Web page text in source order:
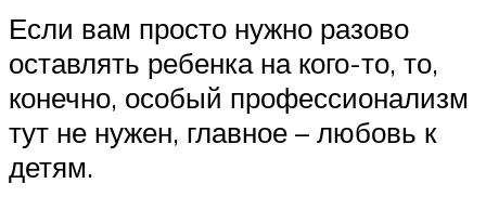
Если вам просто нужно разово
оставлять ребенка на кого-то, то,
конечно, особый профессионализм
тут не нужен, главное – любовь к
детям.